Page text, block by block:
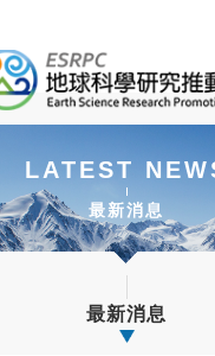
LATEST
最新消息
最新消息